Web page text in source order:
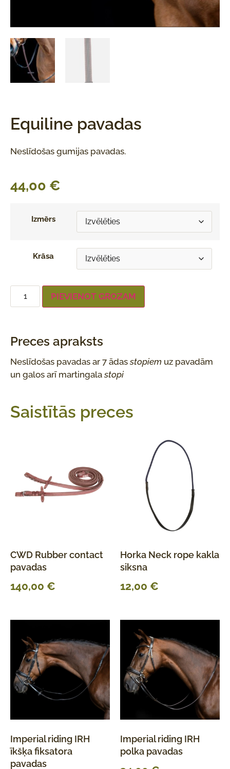
Equiline pavadas
Neslīdošas gumijas pavadas.
44,00 €
Izmērs
Krāsa
PIEVIENOT GROZAM
Preces apraksts
Neslīdošas pavadas ar 7 ādasstopiem uz pavadām
un galos arī martingalastopi
Saistītās preces
CWD Rubber contact
pavadas
140,00 €
Horka Neck rope kakla
siksna
12,00 €
Imperial riding IRH
īkšķa fiksatora
pavadas
Imperial riding IRH
polka pavadas